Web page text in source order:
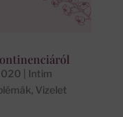
Intim
, Vizelet